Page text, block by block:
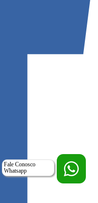
Fale Conosco
Whatsapp